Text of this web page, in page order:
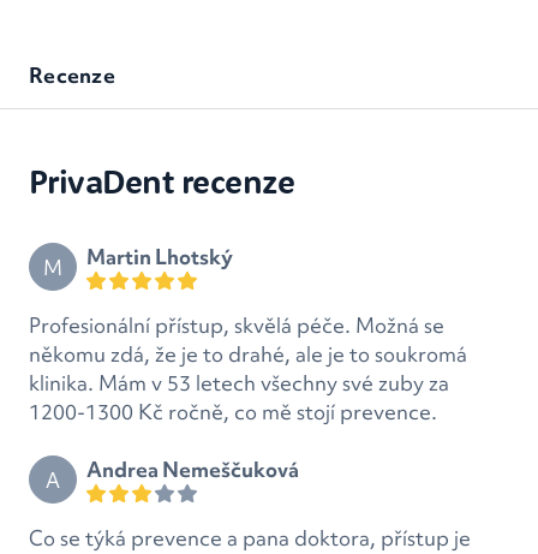
Recenze
PrivaDent recenze
M Martin Lhotský
Profesionální přístup, skvělá péče. Možná se
někomu zdá, že je to drahé, ale je to soukromá
klinika. Mám v 53 letech všechny své zuby za
1200-1300 Kč ročně, co mě stojí prevence.
A Andrea Nemeščuková
Co se týká prevence a pana doktora, přístup je